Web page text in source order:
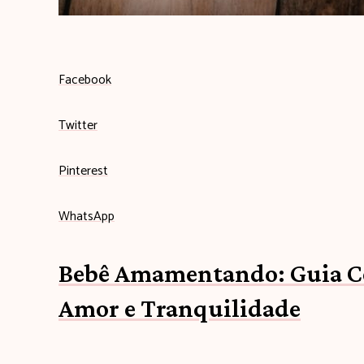
e
b
ê
o
Facebook
Twitter
Pinterest
WhatsApp
Bebê Amamentando: Guia
Amor e Tranquilidade